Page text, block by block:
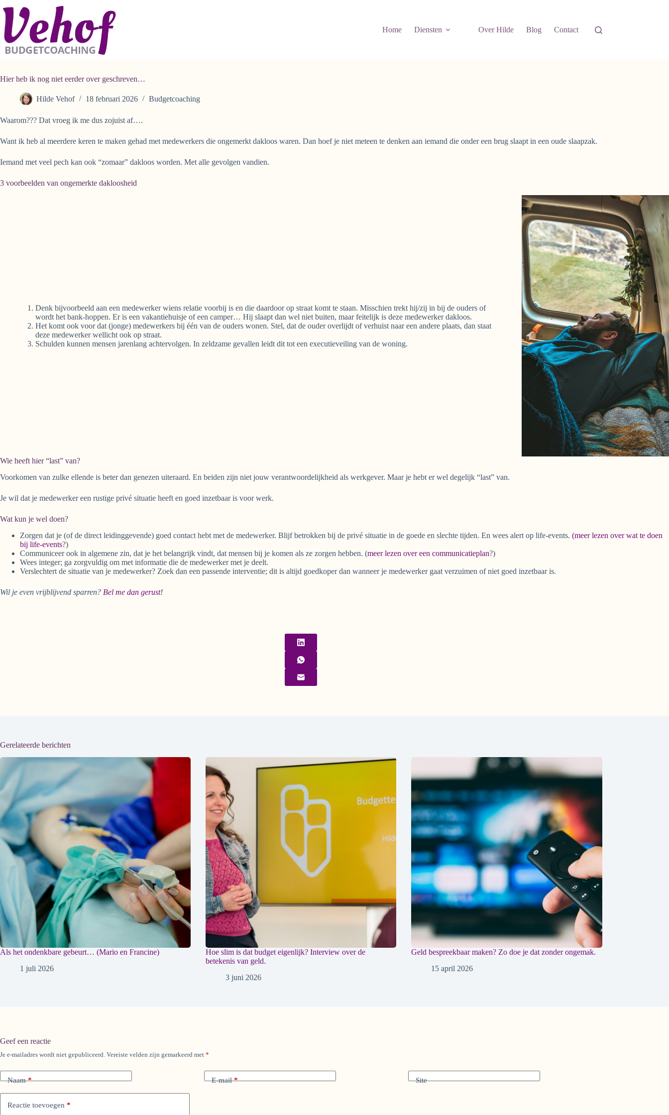
naar
de
inhoud
Home Diensten Over Hilde Blog Contact
Hier heb ik nog niet eerder over geschreven…
Hilde Vehof 18 februari 2026 Budgetcoaching
Waarom??? Dat vroeg ik me dus zojuist af….
Want ik heb al meerdere keren te maken gehad met medewerkers die ongemerkt dakloos waren. Dan hoef je niet meteen te denken aan iemand die onder een brug slaapt in een oude slaapzak.
Iemand met veel pech kan ook “zomaar” dakloos worden. Met alle gevolgen vandien.
3 voorbeelden van ongemerkte dakloosheid
Denk bijvoorbeeld aan een medewerker wiens relatie voorbij is en die daardoor op straat komt te staan. Misschien trekt hij/zij in bij de ouders of
wordt het bank-hoppen. Er is een vakantiehuisje of een camper… Hij slaapt dan wel niet buiten, maar feitelijk is deze medewerker dakloos.
Het komt ook voor dat (jonge) medewerkers bij één van de ouders wonen. Stel, dat de ouder overlijdt of verhuist naar een andere plaats, dan staat
deze medewerker wellicht ook op straat.
Schulden kunnen mensen jarenlang achtervolgen. In zeldzame gevallen leidt dit tot een executieveiling van de woning.
Wie heeft hier “last” van?
Voorkomen van zulke ellende is beter dan genezen uiteraard. En beiden zijn niet jouw verantwoordelijkheid als werkgever. Maar je hebt er wel degelijk “last” van.
Je wil dat je medewerker een rustige privé situatie heeft en goed inzetbaar is voor werk.
Wat kun je wel doen?
Zorgen dat je (of de direct leidinggevende) goed contact hebt met de medewerker. Blijf betrokken bij de privé situatie in de goede en slechte tijden. En wees alert op life-events. (meer lezen over wat te doen
bij life-events?)
Communiceer ook in algemene zin, dat je het belangrijk vindt, dat mensen bij je komen als ze zorgen hebben. (meer lezen over een communicatieplan?)
Wees integer; ga zorgvuldig om met informatie die de medewerker met je deelt.
Verslechtert de situatie van je medewerker? Zoek dan een passende interventie; dit is altijd goedkoper dan wanneer je medewerker gaat verzuimen of niet goed inzetbaar is.
Wil je even vrijblijvend sparren? Bel me dan gerust!
Gerelateerde berichten
Als het ondenkbare gebeurt… (Mario en Francine)
1 juli 2026
Hoe slim is dat budget eigenlijk? Interview over de
betekenis van geld.
3 juni 2026
Geld bespreekbaar maken? Zo doe je dat zonder ongemak.
15 april 2026
Geef een reactie
Je e-mailadres wordt niet gepubliceerd. Vereiste velden zijn gemarkeerd met *
Naam* E-mail* Site
Reactie toevoegen *
A
t
e